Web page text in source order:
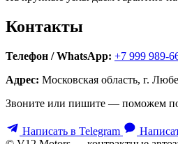
Контакты
Телефон / WhatsApp: +7 999 989-
Адрес: Московская область, г.
Звоните или пишите — поможем
Написать в Telegram